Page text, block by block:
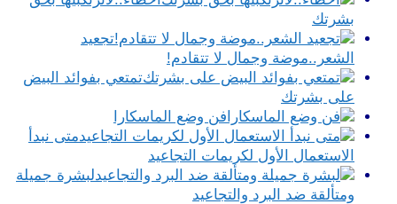
بشرتك
تجعيد
الشعر..موضة وجمال لا تتقادم!
تمتعي بفوائد البيض
على بشرتك
فن وضع الماسكارا
متى نبدأ
الاستعمال الأول لكريمات التجاعيد
لبشرة جميلة
ومتألقة ضد البرد والتجاعيد